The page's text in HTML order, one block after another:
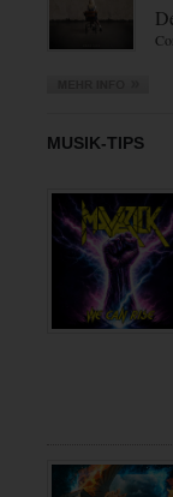
MUSIK-TIPS